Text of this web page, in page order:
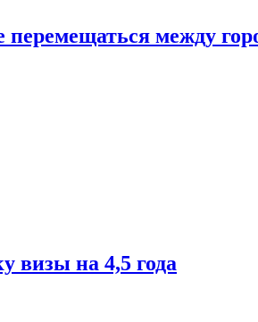
между
визы на 4,5 года